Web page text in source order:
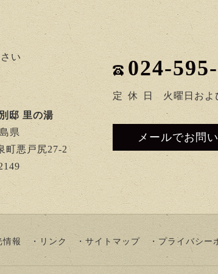
い
邸 里の湯
県
町悪戸尻27-2
024-
定 休 日 火曜日およ
メールでお問
情報 リンク サイトマップ プライバシー